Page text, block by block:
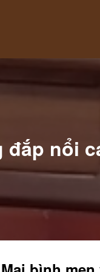
đắp nổi